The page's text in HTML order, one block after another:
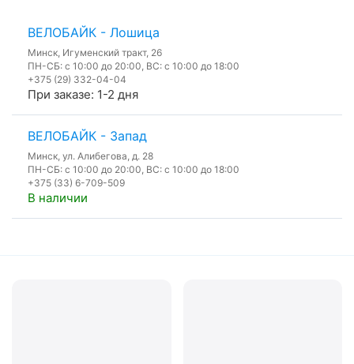
ВЕЛОБАЙК - Лошица
Минск, Игуменский тракт, 26
ПН-СБ: с 10:00 до 20:00, ВС: с 10:00 до 18:00
+375 (29) 332-04-04
При заказе: 1-2 дня
ВЕЛОБАЙК - Запад
Минск, ул. Алибегова, д. 28
ПН-СБ: с 10:00 до 20:00, ВС: с 10:00 до 18:00
+375 (33) 6-709-509
В наличии